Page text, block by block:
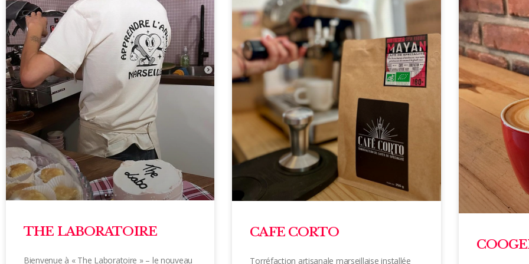
THE LABORATOIRE
Bienvenue à « The Laboratoire » – le nouveau
CAFE CORTO
Torréfaction artisanale marseillaise installée